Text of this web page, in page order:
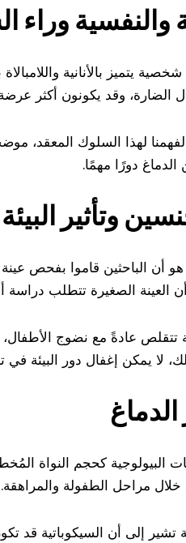
والنفسية وراء
يتميز بالأنانية
الضارة، وقد يكونون أكثر
لهذا السلوك المعقد،
دورًا مهمًا.
وتأثير البيئة
أن الباحثين قاموا بفحص
الصغيرة تتطلب دراسة
عادةً مع نضوج الأطفال،
لا يمكن إغفال دور البيئة في
البيولوجية كحجم النواة
خلال مراحل الطفولة والمراهقة.
تشير إلى أن السيكوباتية قد